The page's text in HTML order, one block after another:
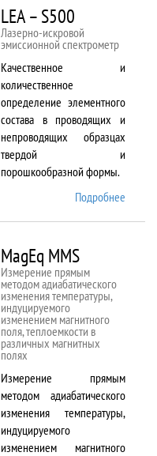
LEA – S500
Лазерно-искровой
эмиссионной спектрометр
Качественное и
количественное
определение элементного
состава в проводящих и
непроводящих образцах
твердой и
порошкообразной формы.
Подробнее
MagEq MMS
Измерение прямым
методом адиабатического
изменения температуры,
индуцируемого
изменением магнитного
поля, теплоемкости в
различных магнитных
полях
Измерение прямым
методом адиабатического
изменения температуры,
индуцируемого
изменением магнитного